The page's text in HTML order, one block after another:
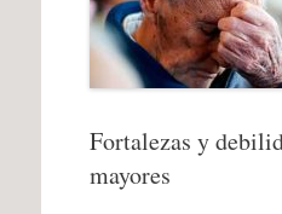
Fortalezas y
mayores